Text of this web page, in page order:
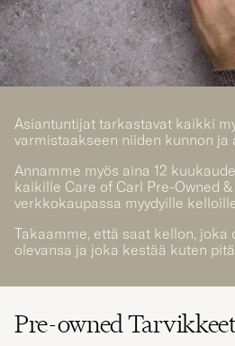
Asiantuntijat tarkastavat kaikki
varmistaakseen niiden kunnon ja
Annamme myös aina 12
kaikille Care of Carl Pre-Owned
verkkokaupassa myydyille
Takaamme, että saat kellon, joka
olevansa ja joka kestää kuten
Pre-owned